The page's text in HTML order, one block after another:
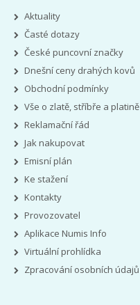
Aktuality
Časté dotazy
České puncovní značky
Dnešní ceny drahých kovů
Obchodní podmínky
Vše o zlatě, stříbře a platině
Reklamační řád
Jak nakupovat
Emisní plán
Ke stažení
Kontakty
Provozovatel
Aplikace Numis Info
Virtuální prohlídka
Zpracování osobních údajů